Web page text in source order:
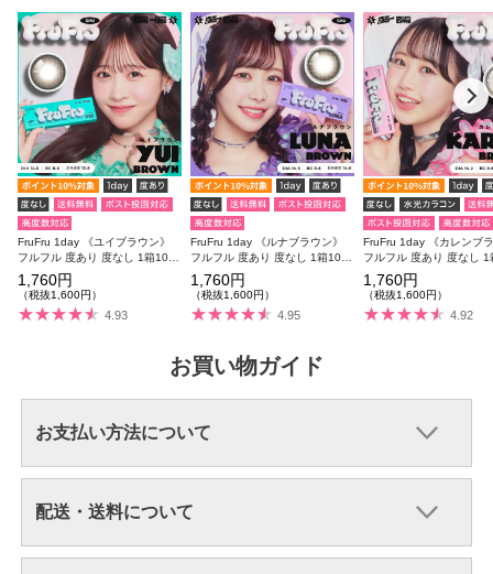
FruFru 1day 《ユイブラウン》
フルフル 度あり 度なし 1箱10枚
入り
1,760円
（税抜1,600円）
4.93
FruFru 1day 《ルナブラウン》
フルフル 度あり 度なし 1箱10枚
入り
1,760円
（税抜1,600円）
4.95
FruFru 1day 《カレンブ
フルフル 度あり 度なし 1
入り
1,760円
（税抜1,600円）
4.92
お買い物ガイド
お支払い方法について
配送・送料について